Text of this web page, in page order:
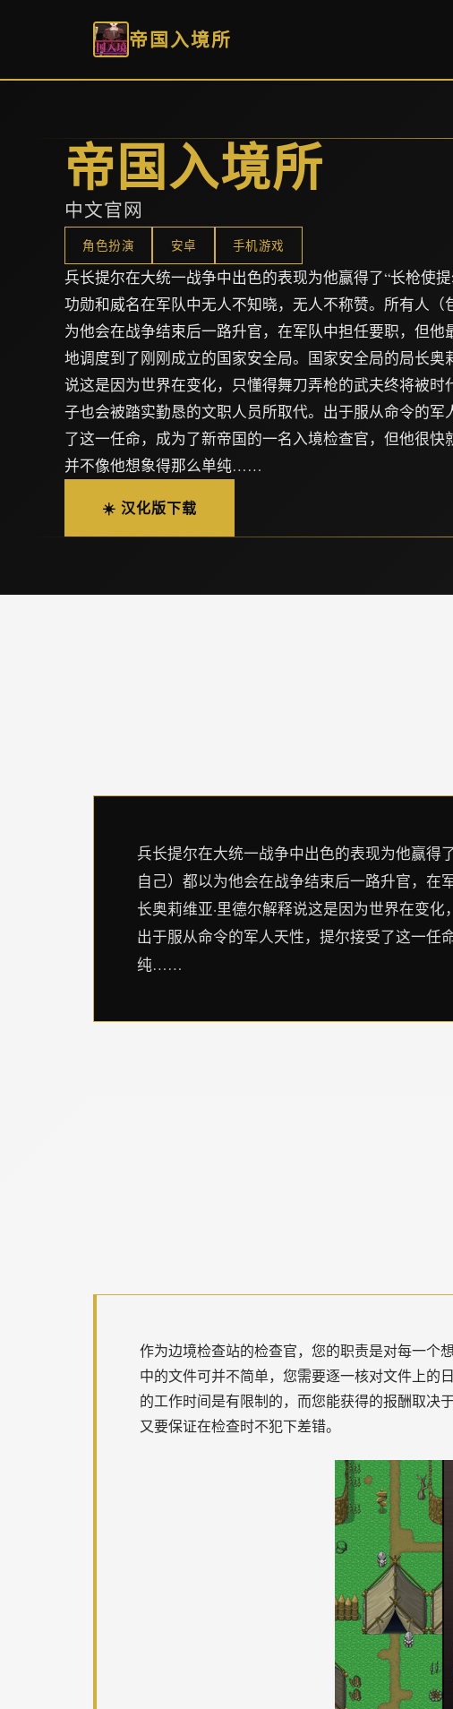
帝国入境所
帝国入境所
中文官网
角色扮演 安卓 手机游戏
兵长提尔在大统一战争中出色的表现为他赢得了“长枪使
功勋和威名在军队中无人不知晓，无人不称赞。所有人（
为他会在战争结束后一路升官，在军队中担任要职，但他
地调度到了刚刚成立的国家安全局。国家安全局的局长奥
说这是因为世界在变化，只懂得舞刀弄枪的武夫终将被时
子也会被踏实勤恳的文职人员所取代。出于服从命令的军
了这一任命，成为了新帝国的一名入境检查官，但他很快
并不像他想象得那么单纯……
☀️ 汉化版下载
兵长提尔在大统一战争中出色的表现为他赢得
自己）都以为他会在战争结束后一路升官，
长奥莉维亚·里德尔解释说这是因为世界在变
出于服从命令的军人天性，提尔接受了这一任
纯……
作为边境检查站的检查官，您的职责是对每一个
中的文件可并不简单，您需要逐一核对文件上的
的工作时间是有限制的，而您能获得的报酬取决
又要保证在检查时不犯下差错。